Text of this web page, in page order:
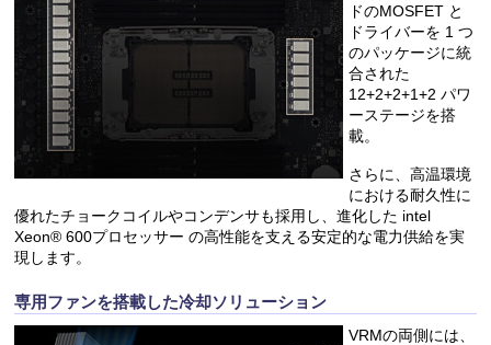
ドのMOSFET と
ドライバーを 1 つ
のパッケージに統
合された
12+2+2+1+2 パワ
ーステージを搭
載。
さらに、高温環境
における耐久性に
優れたチョークコイルやコンデンサも採用し、進化した intel
Xeon® 600プロセッサー の高性能を支える安定的な電力供給を実
現します。
専用ファンを搭載した冷却ソリューション
VRMの両側には、